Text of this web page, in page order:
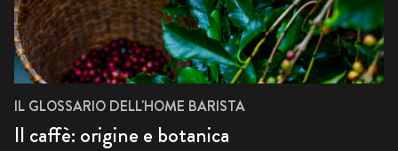
IL GLOSSARIO DELL'HOME BARISTA
Il caffè: origine e botanica